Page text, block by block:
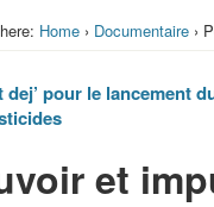
Home› Documentaire›
pour le lancement
et